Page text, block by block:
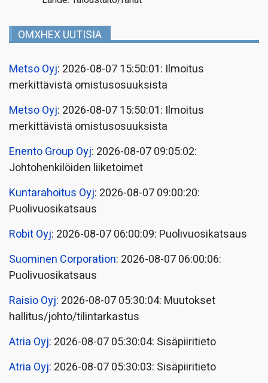
OMXHEX UUTISIA
Metso Oyj: 2026-08-07 15:50:01: Ilmoitus
merkittävistä omistusosuuksista
Metso Oyj: 2026-08-07 15:50:01: Ilmoitus
merkittävistä omistusosuuksista
Enento Group Oyj: 2026-08-07 09:05:02:
Johtohenkilöiden liiketoimet
Kuntarahoitus Oyj: 2026-08-07 09:00:20:
Puolivuosikatsaus
Robit Oyj: 2026-08-07 06:00:09: Puolivuosikatsaus
Suominen Corporation: 2026-08-07 06:00:06:
Puolivuosikatsaus
Raisio Oyj: 2026-08-07 05:30:04: Muutokset
hallitus/johto/tilintarkastus
Atria Oyj: 2026-08-07 05:30:04: Sisäpiiritieto
Atria Oyj: 2026-08-07 05:30:03: Sisäpiiritieto